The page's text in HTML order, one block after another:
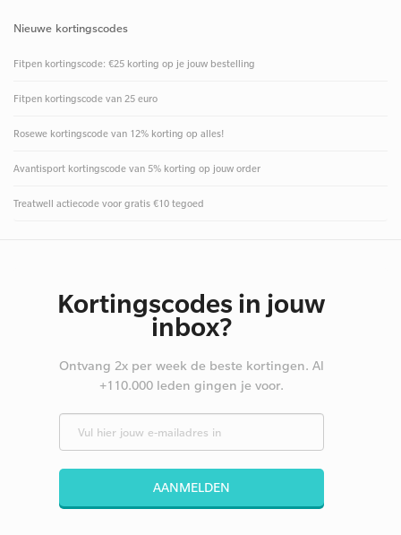
Nieuwe kortingscodes
Fitpen kortingscode: €25 korting op je jouw bestelling
Fitpen kortingscode van 25 euro
Rosewe kortingscode van 12% korting op alles!
Avantisport kortingscode van 5% korting op jouw order
Treatwell actiecode voor gratis €10 tegoed
Kortingscodes in jouw
inbox?
Ontvang 2x per week de beste kortingen. Al
+110.000 leden gingen je voor.
AANMELDEN